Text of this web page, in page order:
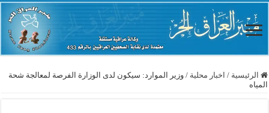
الرئيسية / اخبار محلية / وزير الموارد: سيكون لدى الوزارة الفرصة لمعالجة شحة
المياه